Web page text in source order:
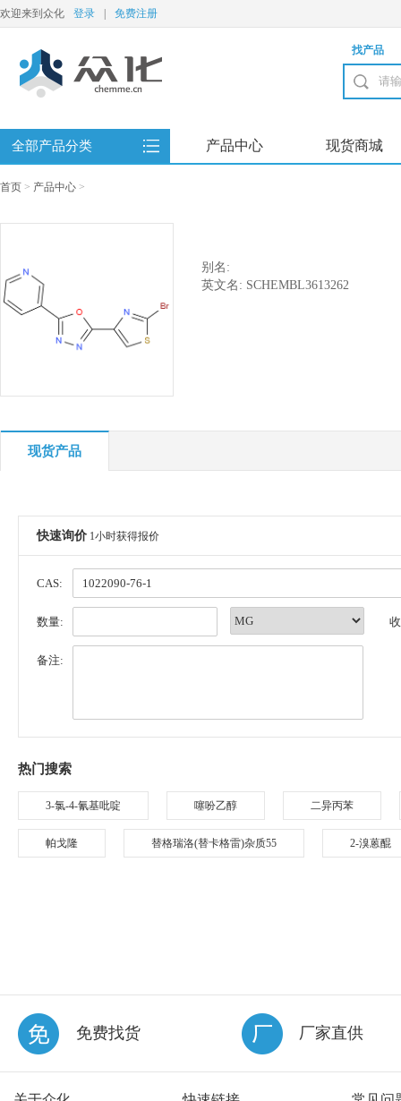
欢迎来到众化 登录 免费注册
找产品
全部产品分类 产品中心 现货商城
首页 > 产品中心 >
别名:
英文名: SCHEMBL3613262
现货产品
快速询价 1小时获得报价
CAS:
数量:
备注:
热门搜索
3-氯-4-氰基吡啶 噻吩乙醇 二异丙苯
帕戈隆 替格瑞洛(替卡格雷)杂质55 2-溴蒽醌
免费找货 厂家直供